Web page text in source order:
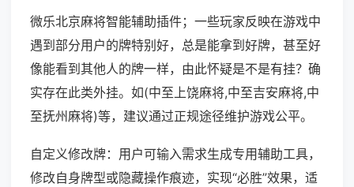
微乐北京麻将智能辅助插件；一些玩家反映在游戏中
遇到部分用户的牌特别好，总是能拿到好牌，甚至好
像能看到其他人的牌一样，由此怀疑是不是有挂？确
实存在此类外挂。如(中至上饶麻将,中至吉安麻将,中
至抚州麻将)等，建议通过正规途径维护游戏公平。
自定义修改牌：用户可输入需求生成专用辅助工具，
修改自身牌型或隐藏操作痕迹，实现“必胜”效果，适